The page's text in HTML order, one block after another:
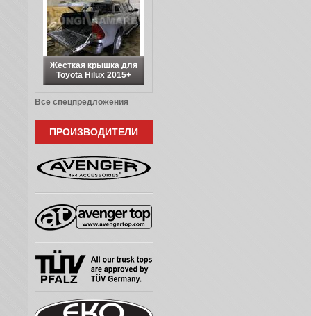
Жесткая крышка для
Toyota Hilux 2015+
Все спецпредложения
ПРОИЗВОДИТЕЛИ